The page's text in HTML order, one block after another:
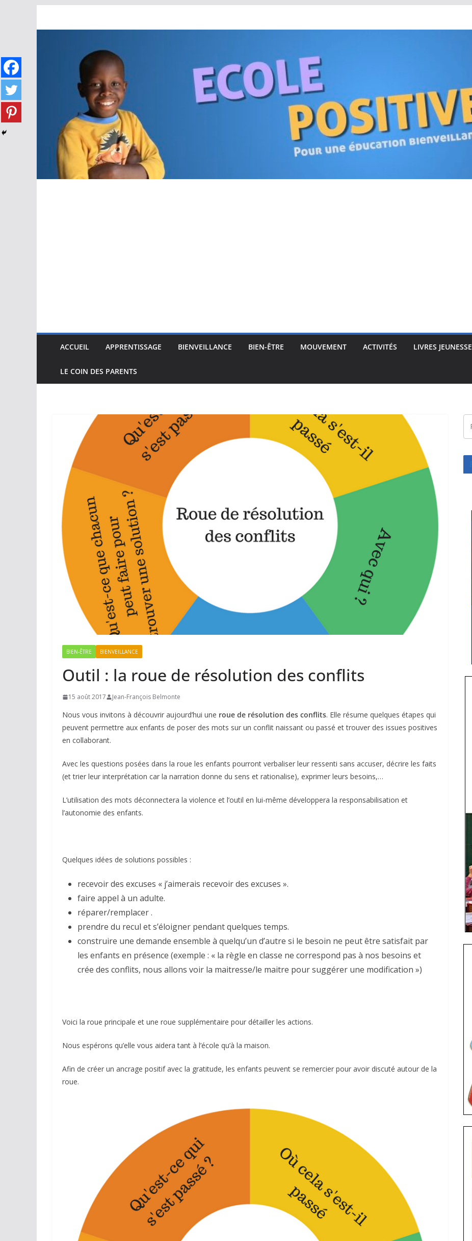
ACCUEIL APPRENTISSAGE BIENVEILLANCE BIEN-ÊTRE MOUVEMENT ACTIVITÉS LIVRES JEUNESSE
LE COIN DES PARENTS
BIEN-ÊTRE BIENVEILLANCE
Outil : la roue de résolution des conflits
15 août 2017 Jean-François Belmonte
Nous vous invitons à découvrir aujourd’hui une roue de résolution des conflits. Elle résume quelques étapes qui
peuvent permettre aux enfants de poser des mots sur un conflit naissant ou passé et trouver des issues positives
en collaborant.
Avec les questions posées dans la roue les enfants pourront verbaliser leur ressenti sans accuser, décrire les faits
(et trier leur interprétation car la narration donne du sens et rationalise), exprimer leurs besoins,…
L’utilisation des mots déconnectera la violence et l’outil en lui-même développera la responsabilisation et
l’autonomie des enfants.
Quelques idées de solutions possibles :
recevoir des excuses « j’aimerais recevoir des excuses ».
faire appel à un adulte.
réparer/remplacer .
prendre du recul et s’éloigner pendant quelques temps.
construire une demande ensemble à quelqu’un d’autre si le besoin ne peut être satisfait par
les enfants en présence (exemple : « la règle en classe ne correspond pas à nos besoins et
crée des conflits, nous allons voir la maitresse/le maitre pour suggérer une modification »)
Voici la roue principale et une roue supplémentaire pour détailler les actions.
Nous espérons qu’elle vous aidera tant à l’école qu’à la maison.
Afin de créer un ancrage positif avec la gratitude, les enfants peuvent se remercier pour avoir discuté autour de la
roue.